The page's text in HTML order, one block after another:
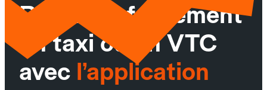
Réservez facilement
un taxi ou un VTC
avec l’application